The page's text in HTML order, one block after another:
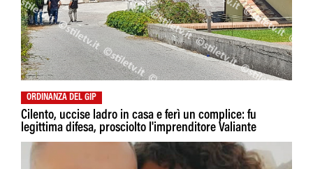
ORDINANZA DEL GIP
Cilento, uccise ladro in casa e ferì un complice: fu
legittima difesa, prosciolto l'imprenditore Valiante